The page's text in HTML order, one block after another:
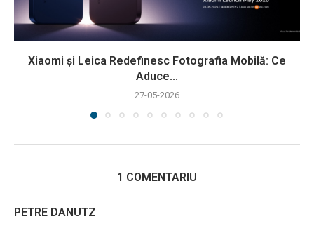
Xiaomi și Leica Redefinesc Fotografia Mobilă: Ce
Aduce...
27-05-2026
1 COMENTARIU
PETRE DANUTZ